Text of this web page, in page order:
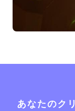
あなたのク